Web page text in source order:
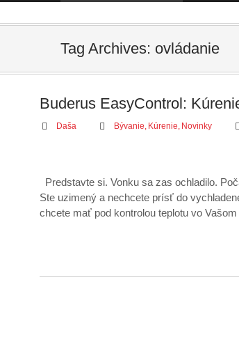
Tag Archives: ovládanie
Buderus EasyControl:
Daša Bývanie, Kúrenie, Novinky
Predstavte si. Vonku sa zas ochladilo.
Ste uzimený a nechcete prísť do
chcete mať pod kontrolou teplotu vo